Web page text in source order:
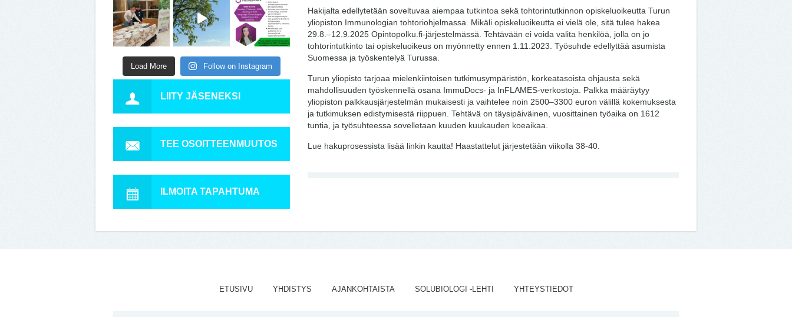
Load More Follow on Instagram
LIITY JÄSENEKSI
TEE OSOITTEENMUUTOS
ILMOITA TAPAHTUMA
Hakijalta edellytetään soveltuvaa aiempaa tutkintoa sekä tohtorintutkinnon opiskeluoikeutta Turun
yliopiston Immunologian tohtoriohjelmassa. Mikäli opiskeluoikeutta ei vielä ole, sitä tulee hakea
29.8.–12.9.2025 Opintopolku.fi-järjestelmässä. Tehtävään ei voida valita henkilöä, jolla on jo
tohtorintutkinto tai opiskeluoikeus on myönnetty ennen 1.11.2023. Työsuhde edellyttää asumista
Suomessa ja työskentelyä Turussa.
Turun yliopisto tarjoaa mielenkiintoisen tutkimusympäristön, korkeatasoista ohjausta sekä
mahdollisuuden työskennellä osana ImmuDocs- ja InFLAMES-verkostoja. Palkka määräytyy
yliopiston palkkausjärjestelmän mukaisesti ja vaihtelee noin 2500–3300 euron välillä kokemuksesta
ja tutkimuksen edistymisestä riippuen. Tehtävä on täysipäiväinen, vuosittainen työaika on 1612
tuntia, ja työsuhteessa sovelletaan kuuden kuukauden koeaikaa.
Lue hakuprosessista lisää linkin kautta! Haastattelut järjestetään viikolla 38-40.
ETUSIVU YHDISTYS AJANKOHTAISTA SOLUBIOLOGI -LEHTI YHTEYSTIEDOT